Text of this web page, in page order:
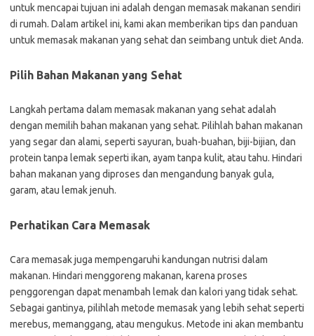
untuk mencapai tujuan ini adalah dengan memasak makanan sendiri
di rumah. Dalam artikel ini, kami akan memberikan tips dan panduan
untuk memasak makanan yang sehat dan seimbang untuk diet Anda.
Pilih Bahan Makanan yang Sehat
Langkah pertama dalam memasak makanan yang sehat adalah
dengan memilih bahan makanan yang sehat. Pilihlah bahan makanan
yang segar dan alami, seperti sayuran, buah-buahan, biji-bijian, dan
protein tanpa lemak seperti ikan, ayam tanpa kulit, atau tahu. Hindari
bahan makanan yang diproses dan mengandung banyak gula,
garam, atau lemak jenuh.
Perhatikan Cara Memasak
Cara memasak juga mempengaruhi kandungan nutrisi dalam
makanan. Hindari menggoreng makanan, karena proses
penggorengan dapat menambah lemak dan kalori yang tidak sehat.
Sebagai gantinya, pilihlah metode memasak yang lebih sehat seperti
merebus, memanggang, atau mengukus. Metode ini akan membantu